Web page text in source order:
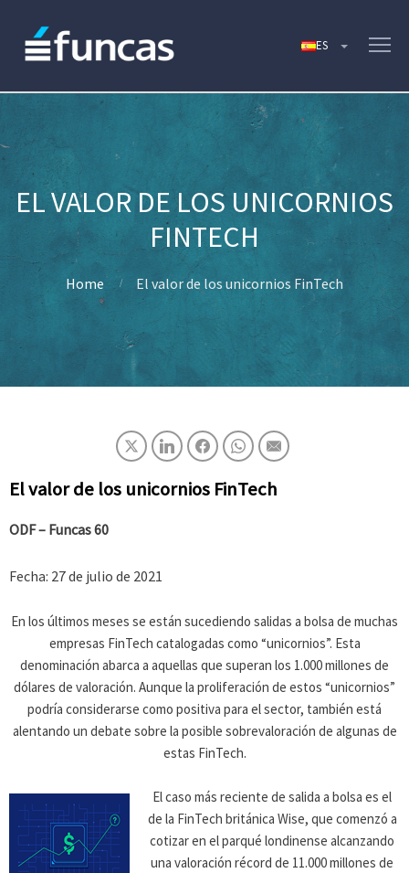
EL VALOR DE LOS UNICORNIOS
FINTECH
Home El valor de los unicornios FinTech
El valor de los unicornios FinTech
ODF – Funcas 60
Fecha: 27 de julio de 2021
En los últimos meses se están sucediendo salidas a bolsa de muchas
empresas FinTech catalogadas como “unicornios”. Esta
denominación abarca a aquellas que superan los 1.000 millones de
dólares de valoración. Aunque la proliferación de estos “unicornios”
podría considerarse como positiva para el sector, también está
alentando un debate sobre la posible sobrevaloración de algunas de
estas FinTech.
El caso más reciente de salida a bolsa es el
de la FinTech británica Wise, que comenzó a
cotizar en el parqué londinense alcanzando
una valoración récord de 11.000 millones de